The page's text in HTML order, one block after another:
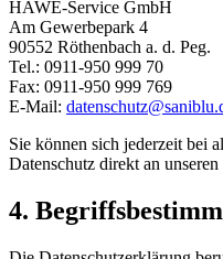
HAWE-Service GmbH
Am Gewerbepark 4
90552 Röthenbach a. d. Peg.
Tel.: 0911-950 999 70
Fax: 0911-950 999 769
E-Mail:
Sie können sich jederzeit bei
Datenschutz direkt an
4.